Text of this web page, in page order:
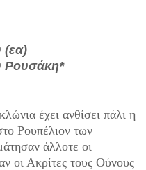
(εα)
Ρουσάκη*
έχει ανθίσει πάλι η
Ρουπέλιον των
άλλοτε οι
οι Ακρίτες τους Ούνους